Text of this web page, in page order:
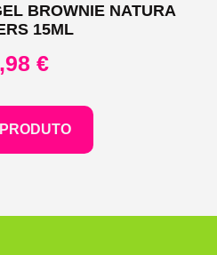
BROWNIE NATURA
15ML
€